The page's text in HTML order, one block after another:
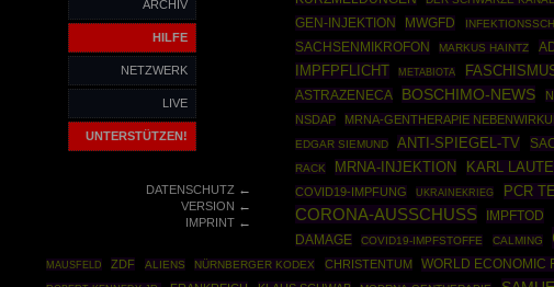
ARCHIV
HILFE
NETZWERK
LIVE
UNTERSTÜTZEN!
DATENSCHUTZ←
VERSION ←
IMPRINT←
GEN-INJEKTION
MWGFD
SACHSENMIKROFON MARKUS HAINTZ
IMPFPFLICHT METABIOTA
ASTRAZENECA
BOSCHIMO-NEWS
NSDAP MRNA-GENTHERAPIE
EDGAR SIEMUND ANTI-SPIEGEL-TV
RACK
MRNA-INJEKTION KARL
COVID19-IMPFUNG UKRAINEKRIEG PCR
CORONA-AUSSCHUSS
IMPFTOD
DAMAGE
COVID19-IMPFSTOFFE CALMING
MAUSFELD
ZDF ALIENS NÜRNBERGER KODEX CHRISTENTUM WORLD ECONOMIC